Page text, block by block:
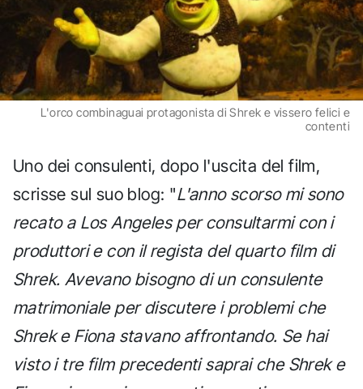
L'orco combinaguai protagonista di Shrek e vissero felici e
contenti
Uno dei consulenti, dopo l'uscita del film,
scrisse sul suo blog: "L'anno scorso mi sono
recato a Los Angeles per consultarmi con i
produttori e con il regista del quarto film di
Shrek. Avevano bisogno di un consulente
matrimoniale per discutere i problemi che
Shrek e Fiona stavano affrontando. Se hai
visto i tre film precedenti saprai che Shrek e